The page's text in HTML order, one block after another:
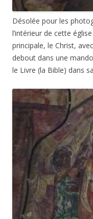
Désolée pour les
l’intérieur de cette
principale, le Christ,
debout dans une
le Livre (la Bible) dans